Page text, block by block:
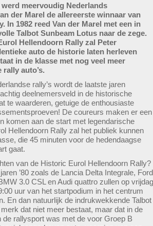
meervoudig Nederlands
der Marel de allereerste winnaar van
In 1982 reed Van der Marel met een in
Talbot Sunbeam Lotus naar de zege.
Hellendoorn Rally zal Peter
auto de historie laten herleven
in de klasse met nog veel meer
auto’s.
rally’s wordt de laatste jaren
deelnemersveld in de historische
te waarderen, getuige de enthousiaste
De coureurs maken er een
komen aan de start met legendarische
Hellendoorn Rally zal het publiek kunnen
die 45 minuten voor de hedendaagse
gaat.
van de Historic Eurol Hellendoorn Rally?
’80 zoals de Lancia Delta Integrale, Ford
3.0 CSL en Audi quattro zullen op vrijdag
uur van het startpodium in het centrum
En dan natuurlijk de indrukwekkende Talbot
dat niet meer bestaat, maar dat in de
de rallysport was met de voor Groep B